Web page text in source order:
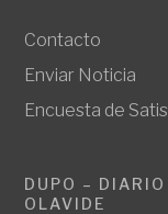
Contacto
Enviar Noticia
Encuesta de
DUPO –
OLAVIDE